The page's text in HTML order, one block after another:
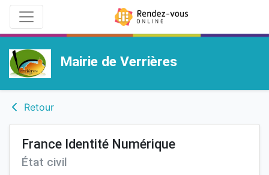
Mairie de Verrières
Retour
France Identité Numérique
État civil